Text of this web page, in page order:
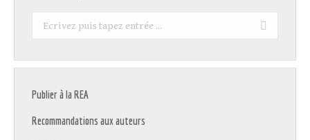
Recherche
Publier à la REA
Recommandations aux auteurs